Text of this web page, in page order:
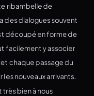
ribambelle de
des dialogues souvent
découpé en forme de
facilement y associer
chaque passage du
nouveaux arrivants.
très bien à nous